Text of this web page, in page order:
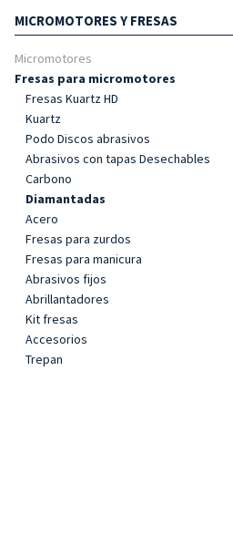
MICROMOTORES Y FRESAS
Micromotores
Fresas para micromotores
Fresas Kuartz HD
Kuartz
Podo Discos abrasivos
Abrasivos con tapas Desechables
Carbono
Diamantadas
Acero
Fresas para zurdos
Fresas para manicura
Abrasivos fijos
Abrillantadores
Kit fresas
Accesorios
Trepan